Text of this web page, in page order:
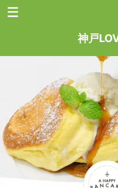
神戸